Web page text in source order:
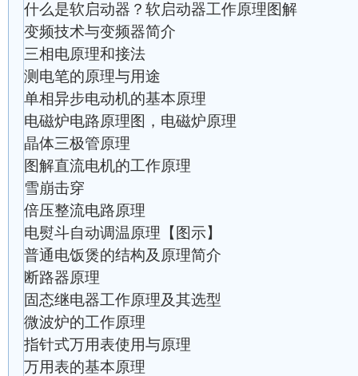
什么是软启动器？软启动器工作原理图解
变频技术与变频器简介
三相电原理和接法
测电笔的原理与用途
单相异步电动机的基本原理
电磁炉电路原理图，电磁炉原理
晶体三极管原理
图解直流电机的工作原理
雪崩击穿
倍压整流电路原理
电熨斗自动调温原理【图示】
普通电饭煲的结构及原理简介
断路器原理
固态继电器工作原理及其选型
微波炉的工作原理
指针式万用表使用与原理
万用表的基本原理